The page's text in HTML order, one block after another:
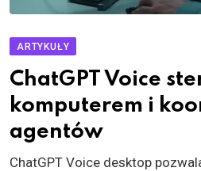
ARTYKUŁY
ChatGPT Voice
komputerem i
agentów
ChatGPT Voice desktop